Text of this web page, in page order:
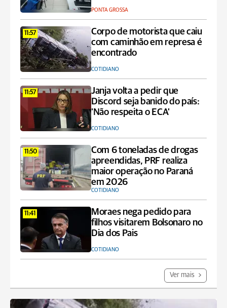
PONTA GROSSA
11:57
Corpo de motorista que caiu
com caminhão em represa é
encontrado
COTIDIANO
11:57
Janja volta a pedir que
Discord seja banido do país:
'Não respeita o ECA'
COTIDIANO
11:50
Com 6 toneladas de drogas
apreendidas, PRF realiza
maior operação no Paraná
em 2026
COTIDIANO
11:41
Moraes nega pedido para
filhos visitarem Bolsonaro no
Dia dos Pais
COTIDIANO
Ver mais